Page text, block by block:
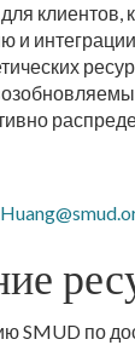
клиентов,
и интеграции
SMUD по